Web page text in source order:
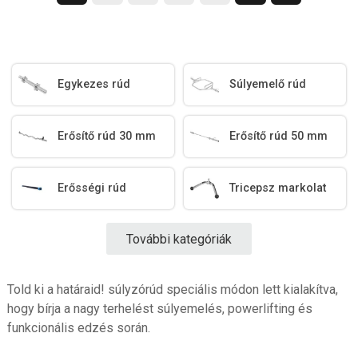
Egykezes rúd Súlyemelő rúd
Erősítő rúd 30 mm Erősítő rúd 50 mm
Erősségi rúd Tricepsz markolat
További kategóriák
Told ki a határaid! súlyzórúd speciális módon lett kialakítva,
hogy bírja a nagy terhelést súlyemelés, powerlifting és
funkcionális edzés során.